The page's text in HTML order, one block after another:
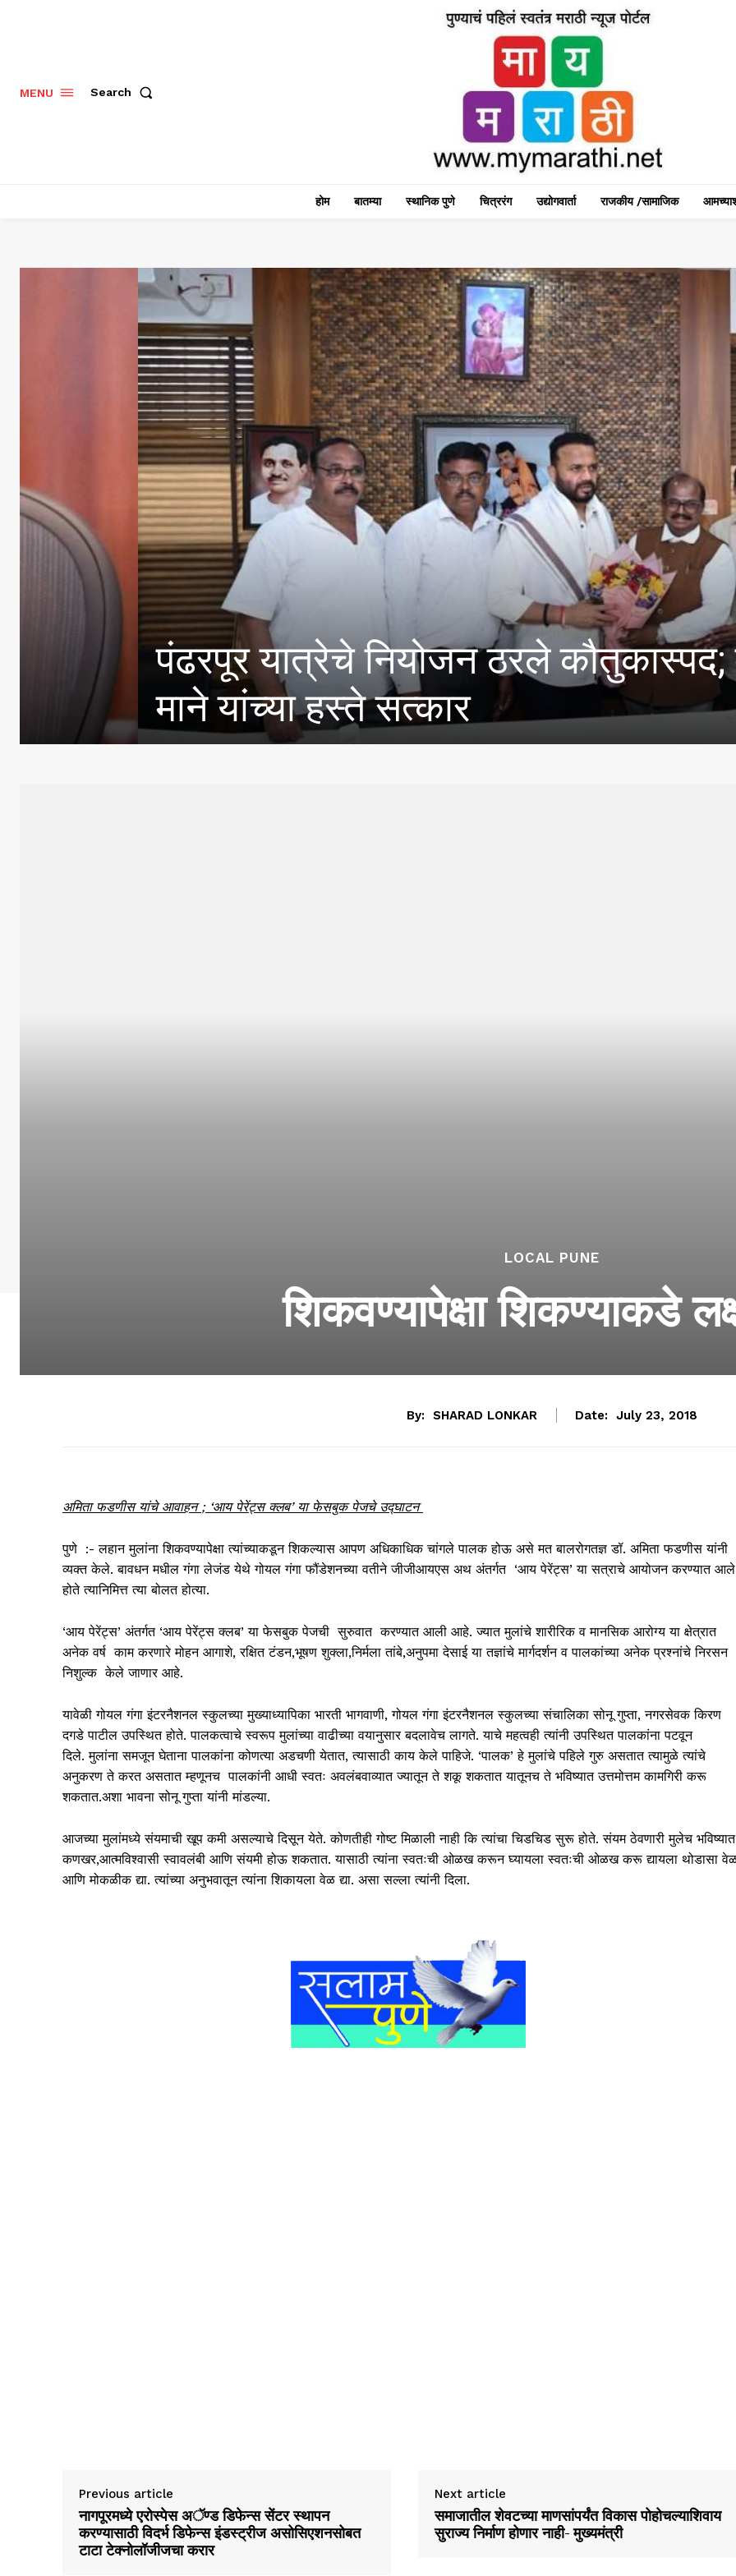
MENU Search
होम बातम्या स्थानिक पुणे चित्ररंग उद्योगवार्ता राजकीय /सामाजिक
पंढरपूर यात्रेचे नियोजन ठरले कौतुकास्पद; मंत्री
माने यांच्या हस्ते सत्कार
LOCAL PUNE
शिकवण्यापेक्षा शिकण्याकडे
By: SHARAD LONKAR Date: July 23, 2018
अमिता फडणीस यांचे आवाहन; ‘आय पेरेंट्स क्लब’ या फेसबुक पेजचे उद्घाटन
पुणे :- लहान मुलांना शिकवण्यापेक्षा त्यांच्याकडून शिकल्यास आपण अधिकाधिक चांगले पालक होऊ असे मत बालरोगतज्ञ डॉ. अमिता फडणीस यांनी
व्यक्त केले. बावधन मधील गंगा लेजंड येथे गोयल गंगा फौंडेशनच्या वतीने जीजीआयएस अथ अंतर्गत ‘आय पेरेंट्स’ या सत्राचे आयोजन करण्यात आले
होते त्यानिमित्त त्या बोलत होत्या.
‘आय पेरेंट्स’ अंतर्गत ‘आय पेरेंट्स क्लब’ या फेसबुक पेजची सुरुवात करण्यात आली आहे. ज्यात मुलांचे शारीरिक व मानसिक आरोग्य या क्षेत्रात
अनेक वर्ष काम करणारे मोहन आगाशे, रक्षित टंडन,भूषण शुक्ला,निर्मला तांबे,अनुपमा देसाई या तज्ञांचे मार्गदर्शन व पालकांच्या अनेक प्रश्नांचे निरसन
निशुल्क केले जाणार आहे.
यावेळी गोयल गंगा इंटरनैशनल स्कुलच्या मुख्याध्यापिका भारती भागवाणी, गोयल गंगा इंटरनैशनल स्कुलच्या संचालिका सोनू गुप्ता, नगरसेवक किरण
दगडे पाटील उपस्थित होते. पालकत्वाचे स्वरूप मुलांच्या वाढीच्या वयानुसार बदलावेच लागते. याचे महत्वही त्यांनी उपस्थित पालकांना पटवून
दिले. मुलांना समजून घेताना पालकांना कोणत्या अडचणी येतात, त्यासाठी काय केले पाहिजे. ‘पालक’ हे मुलांचे पहिले गुरु असतात त्यामुळे त्यांचे
अनुकरण ते करत असतात म्हणूनच पालकांनी आधी स्वतः अवलंबवाव्यात ज्यातून ते शकू शकतात यातूनच ते भविष्यात उत्तमोत्तम कामगिरी करू
शकतात.अशा भावना सोनू गुप्ता यांनी मांडल्या.
आजच्या मुलांमध्ये संयमाची खूप कमी असल्याचे दिसून येते. कोणतीही गोष्ट मिळाली नाही कि त्यांचा चिडचिड सुरू होते. संयम ठेवणारी मुलेच भविष्यात
कणखर,आत्मविश्वासी स्वावलंबी आणि संयमी होऊ शकतात. यासाठी त्यांना स्वतःची ओळख करून घ्यायला स्वतःची ओळख करू द्यायला थोडासा
आणि मोकळीक द्या. त्यांच्या अनुभवातून त्यांना शिकायला वेळ द्या. असा सल्ला त्यांनी दिला.
Previous article
नागपूरमध्ये एरोस्पेस अॅण्ड डिफेन्स सेंटर स्थापन
करण्यासाठी विदर्भ डिफेन्स इंडस्ट्रीज असोसिएशनसोबत
टाटा टेक्नोलॉजीजचा करार
Next article
समाजातील शेवटच्‍या माणसांपर्यंत विकास पोहोचल्याशिवाय
सुराज्‍य निर्माण होणार नाही- मुख्‍यमंत्री